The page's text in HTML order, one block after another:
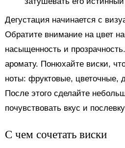
Дегустация начинается с
Обратите внимание на цвет
насыщенность и
аромату. Понюхайте виски,
ноты: фруктовые, цветочные,
После этого сделайте
почувствовать вкус и
С чем сочетать виски